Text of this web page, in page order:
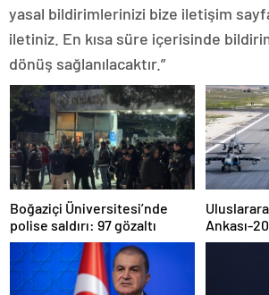
yasal bildirimlerinizi bize iletişim
iletiniz. En kısa süre içerisinde
dönüş sağlanılacaktır.”
Boğaziçi Üniversitesi’nde
polise saldırı: 97 gözaltı
Ankası-